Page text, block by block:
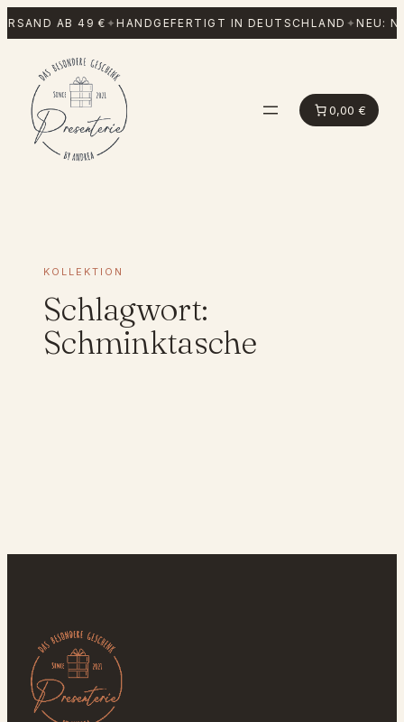
Zum
Inhalt
AB 49 €✦ HANDGEFERTIGT IN DEUTSCHLAND✦ NEU:
0,00 €
KOLLEKTION
Schlagwort:
Schminktasche